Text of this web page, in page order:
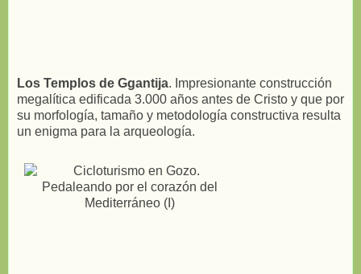
Los Templos de Ggantija. Impresionante construcción
megalítica edificada 3.000 años antes de Cristo y que por
su morfología, tamaño y metodología constructiva resulta
un enigma para la arqueología.